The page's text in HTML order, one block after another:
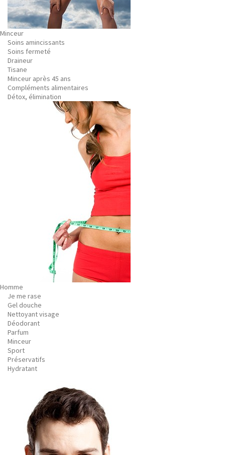
Minceur
Soins amincissants
Soins fermeté
Draineur
Tisane
Minceur après 45 ans
Compléments alimentaires
Détox, élimination
Homme
Je me rase
Gel douche
Nettoyant visage
Déodorant
Parfum
Minceur
Sport
Préservatifs
Hydratant